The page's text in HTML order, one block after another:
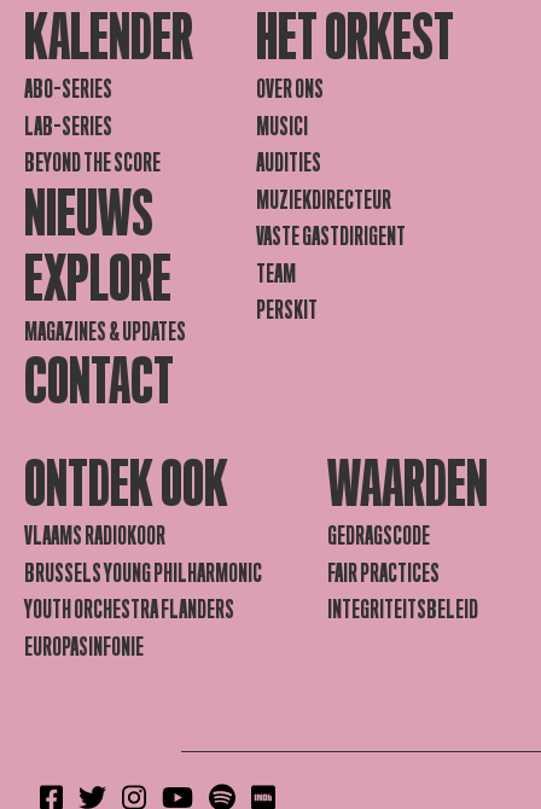
KALENDER
ABO-SERIES
LAB-SERIES
BEYOND THE SCORE
NIEUWS
EXPLORE
MAGAZINES & UPDATES
CONTACT
HET ORKEST
OVER ONS
MUSICI
AUDITIES
MUZIEKDIRECTEUR
VASTE GASTDIRIGENT
TEAM
PERSKIT
ONTDEK OOK
VLAAMS RADIOKOOR
BRUSSELS YOUNG PHILHARMONIC
YOUTH ORCHESTRA FLANDERS
EUROPASINFONIE
WAARDEN
GEDRAGSCODE
FAIR PRACTICES
INTEGRITEITSBELEID